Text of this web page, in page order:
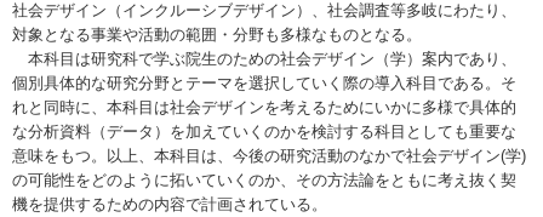
社会デザイン（インクルーシブデザイン）、社会調査等多岐にわたり、
対象となる事業や活動の範囲・分野も多様なものとなる。
本科目は研究科で学ぶ院生のための社会デザイン（学）案内であり、
個別具体的な研究分野とテーマを選択していく際の導入科目である。そ
れと同時に、本科目は社会デザインを考えるためにいかに多様で具体的
な分析資料（データ）を加えていくのかを検討する科目としても重要な
意味をもつ。以上、本科目は、今後の研究活動のなかで社会デザイン(学)
の可能性をどのように拓いていくのか、その方法論をともに考え抜く契
機を提供するための内容で計画されている。